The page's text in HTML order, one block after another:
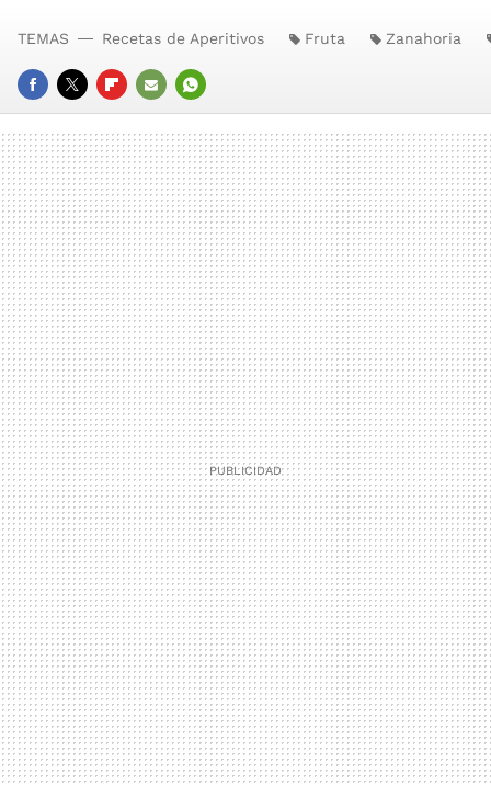
FACEBOOK
TWITTERFLIPBOARD
E-
MAIL
WHATSAPP
TEMAS Recetas de Aperitivos Fruta Zanahoria